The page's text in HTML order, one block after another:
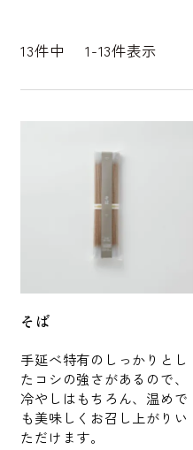
13件中 1-13件表示
そば
手延べ特有のしっかりとし
たコシの強さがあるので、
冷やしはもちろん、温めで
も美味しくお召し上がりい
ただけます。